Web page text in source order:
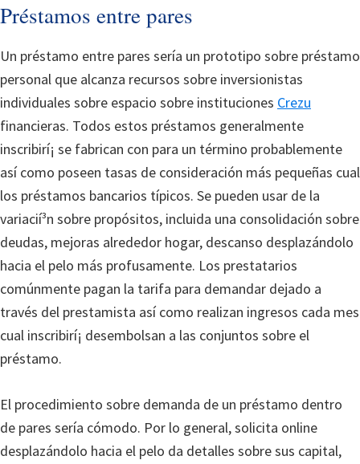
Préstamos entre pares
Un préstamo entre pares serí­a un prototipo sobre préstamo
personal que alcanza recursos sobre inversionistas
individuales sobre espacio sobre instituciones Crezu
financieras. Todos estos préstamos generalmente
inscribirí¡ se fabrican con para un término probablemente
así­ como poseen tasas de consideración más pequeñas cual
los préstamos bancarios tí­picos. Se pueden usar de la
variacií³n sobre propósitos, incluida una consolidación sobre
deudas, mejoras alrededor hogar, descanso desplazándolo
hacia el pelo más profusamente. Los prestatarios
comúnmente pagan la tarifa para demandar dejado a
través del prestamista así­ como realizan ingresos cada mes
cual inscribirí¡ desembolsan a las conjuntos sobre el
préstamo.
El procedimiento sobre demanda de un préstamo dentro
de pares serí­a cómodo. Por lo general, solicita online
desplazándolo hacia el pelo da detalles sobre sus capital,